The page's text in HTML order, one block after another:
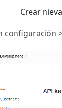
Crear
configuración